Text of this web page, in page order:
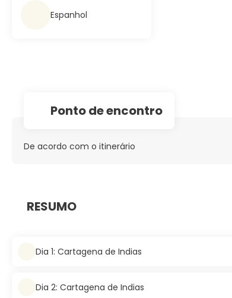
Espanhol
Ponto de encontro
De acordo com o itinerário
RESUMO
Dia 1: Cartagena de Indias
Dia 2: Cartagena de Indias